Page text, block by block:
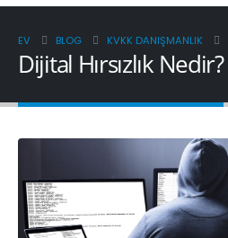
EV BLOG KVKK DANIŞMANLIK
Dijital Hırsızlık Nedir?